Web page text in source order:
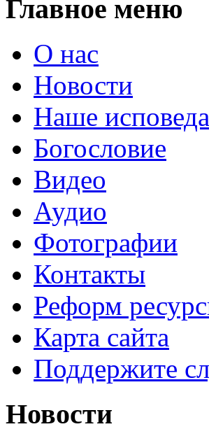
Главное меню
О нас
Новости
Наше
Богословие
Видео
Аудио
Фотографии
Контакты
Реформ
Карта сайта
Поддержите
Новости